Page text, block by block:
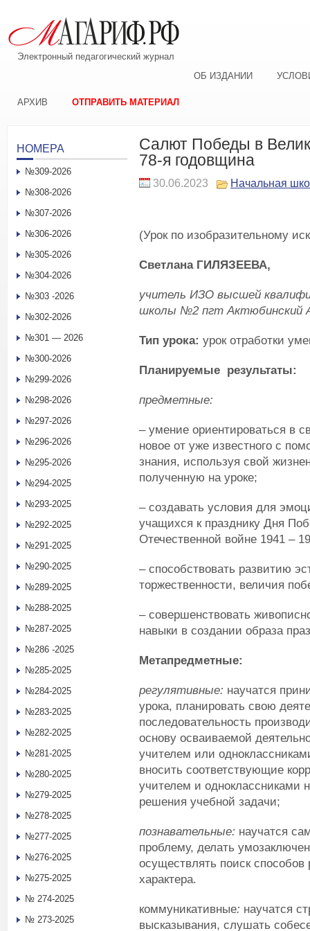
Электронный педагогический журнал
ОБ ИЗДАНИИ
АРХИВ ОТПРАВИТЬ МАТЕРИАЛ
Салют Победы в
78-я годовщина
30.06.2023 Начальная
(Урок по изобразительному
Светлана ГИЛЯЗЕЕВА,
учитель ИЗО высшей
школы №2 пгт Актюбинский
Тип урока: урок отработки
Планируемые результаты:
предметные:
– умение ориентироваться в
новое от уже известного с
знания, используя свой
полученную на уроке;
– создавать условия для
учащихся к празднику Дня
Отечественной войне 1941 –
– способствовать развитию
торжественности, величия
– совершенствовать
навыки в создании образа
Метапредметные:
регулятивные: научатся
урока, планировать свою
последовательность
основу осваиваемой
учителем или
вносить соответствующие
учителем и одноклассниками
решения учебной задачи;
познавательные: научатся
проблему, делать
осуществлять поиск
характера.
коммуникативные: научатся
высказывания, слушать
НОМЕРА
№309-2026
№308-2026
№307-2026
№306-2026
№305-2026
№304-2026
№303 -2026
№302-2026
№301 — 2026
№300-2026
№299-2026
№298-2026
№297-2026
№296-2026
№295-2026
№294-2025
№293-2025
№292-2025
№291-2025
№290-2025
№289-2025
№288-2025
№287-2025
№286 -2025
№285-2025
№284-2025
№283-2025
№282-2025
№281-2025
№280-2025
№279-2025
№278-2025
№277-2025
№276-2025
№275-2025
№ 274-2025
№ 273-2025